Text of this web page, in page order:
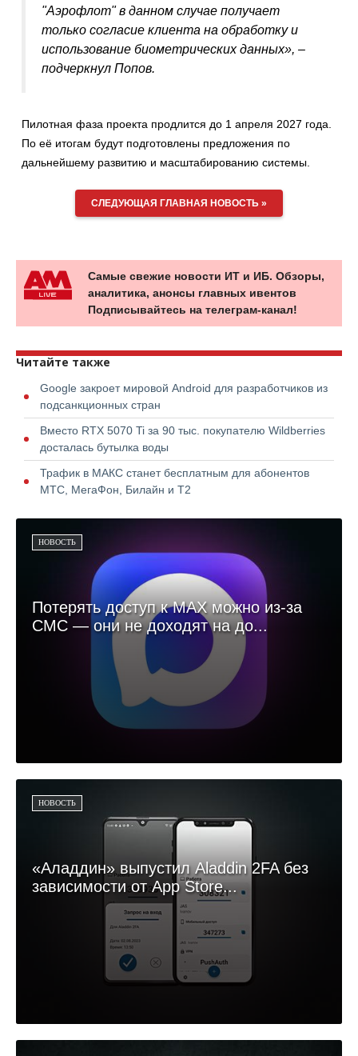
"Аэрофлот" в данном случае получает
только согласие клиента на обработку и
использование биометрических данных», –
подчеркнул Попов.
Пилотная фаза проекта продлится до 1 апреля 2027 года.
По её итогам будут подготовлены предложения по
дальнейшему развитию и масштабированию системы.
СЛЕДУЮЩАЯ ГЛАВНАЯ НОВОСТЬ »
Самые свежие новости ИТ и ИБ. Обзоры,
аналитика, анонсы главных ивентов
Подписывайтесь на телеграм-канал!
Читайте также
Google закроет мировой Android для разработчиков из
подсанкционных стран
Вместо RTX 5070 Ti за 90 тыс. покупателю Wildberries
досталась бутылка воды
Трафик в МАКС станет бесплатным для абонентов
МТС, МегаФон, Билайн и Т2
НОВОСТЬ
Потерять доступ к MAX можно из-за
СМС — они не доходят на до...
НОВОСТЬ
«Аладдин» выпустил Aladdin 2FA без
зависимости от App Store...